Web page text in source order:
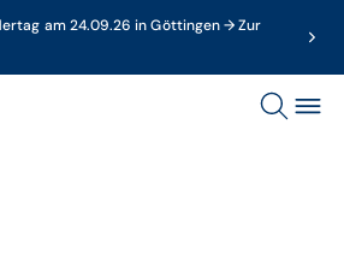
am 24.09.26 in Göttingen → Zur